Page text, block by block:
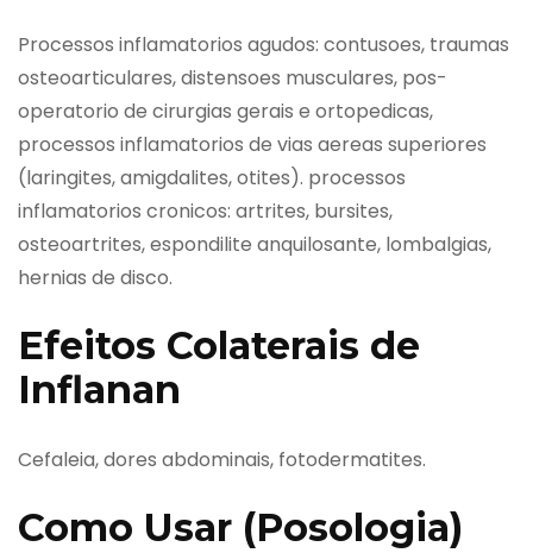
Processos inflamatorios agudos: contusoes, traumas
osteoarticulares, distensoes musculares, pos-
operatorio de cirurgias gerais e ortopedicas,
processos inflamatorios de vias aereas superiores
(laringites, amigdalites, otites). processos
inflamatorios cronicos: artrites, bursites,
osteoartrites, espondilite anquilosante, lombalgias,
hernias de disco.
Efeitos Colaterais de
Inflanan
Cefaleia, dores abdominais, fotodermatites.
Como Usar (Posologia)